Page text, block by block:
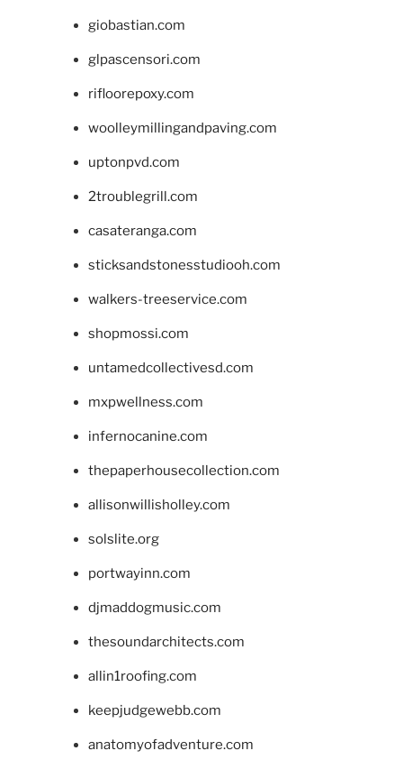
giobastian.com
glpascensori.com
rifloorepoxy.com
woolleymillingandpaving.com
uptonpvd.com
2troublegrill.com
casateranga.com
sticksandstonesstudiooh.com
walkers-treeservice.com
shopmossi.com
untamedcollectivesd.com
mxpwellness.com
infernocanine.com
thepaperhousecollection.com
allisonwillisholley.com
solslite.org
portwayinn.com
djmaddogmusic.com
thesoundarchitects.com
allin1roofing.com
keepjudgewebb.com
anatomyofadventure.com